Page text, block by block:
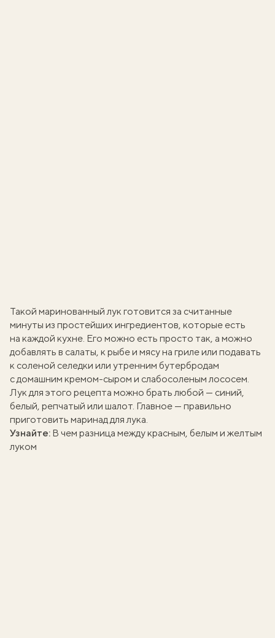
Такой маринованный лук готовится за считанные
минуты из простейших ингредиентов, которые есть
на каждой кухне. Его можно есть просто так, а можно
добавлять в салаты, крыбе и мясу на грилеили подавать
к соленой селедки или утренним бутербродам
сдомашним кремом-сыром и слабосоленым лососем.
Лук для этого рецепта можно брать любой — синий,
белый, репчатый или шалот. Главное — правильно
приготовить маринад для лука.
Узнайте: В чем разница между красным, белым и желтым
луком